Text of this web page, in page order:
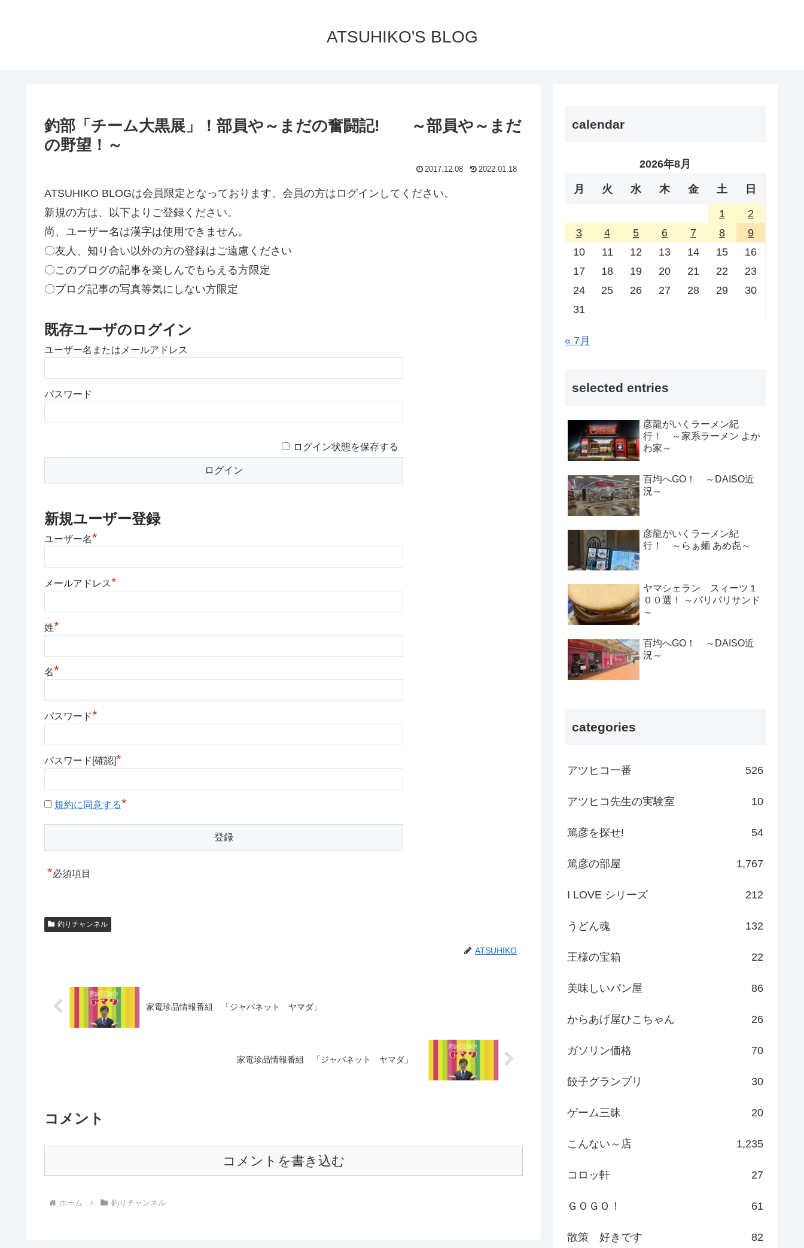
ATSUHIKO'S BLOG
釣部「チーム大黒展」！部員や～まだの奮闘記! ～部員や～まだ
の野望！～
2017.12.08 2022.01.18
ATSUHIKO BLOGは会員限定となっております。会員の方はログインしてください。
新規の方は、以下よりご登録ください。
尚、ユーザー名は漢字は使用できません。
〇友人、知り合い以外の方の登録はご遠慮ください
〇このブログの記事を楽しんでもらえる方限定
〇ブログ記事の写真等気にしない方限定
既存ユーザのログイン
ユーザー名またはメールアドレス
パスワード
ログイン状態を保存する
新規ユーザー登録
ユーザー名*
メールアドレス*
姓*
名*
パスワード*
パスワード[確認]*
規約に同意する*
*必須項目
釣りチャンネル
ATSUHIKO
家電珍品情報番組 「ジャパネット ヤマダ」
家電珍品情報番組 「ジャパネット ヤマダ」
コメント
コメントを書き込む
ホーム 釣りチャンネル
calendar
2026年8月
月 火 水 木 金 土 日
1
2
3
4 5 6 7 8
9
10
11 12 13 14 15
16
17
18 19 20 21 22
23
24
25 26 27 28 29
30
31
« 7月
selected entries
彦龍がいくラーメン紀
行！ ～家系ラーメン よか
わ家～
百均へGO！ ～DAISO近
況～
彦龍がいくラーメン紀
行！ ～らぁ麺 あめ㐂～
ヤマシェラン スィーツ１
００選！ ～パリパリサンド
～
百均へGO！ ～DAISO近
況～
categories
アツヒコ一番 526
アツヒコ先生の実験室 10
篤彦を探せ! 54
篤彦の部屋 1,767
I LOVE シリーズ 212
うどん魂 132
王様の宝箱 22
美味しいパン屋 86
からあげ屋ひこちゃん 26
ガソリン価格 70
餃子グランプリ 30
ゲーム三昧 20
こんない～店 1,235
コロッ軒 27
ＧＯＧＯ！ 61
散策 好きです 82